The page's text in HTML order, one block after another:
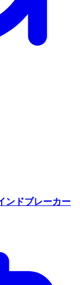
ンドブレーカー